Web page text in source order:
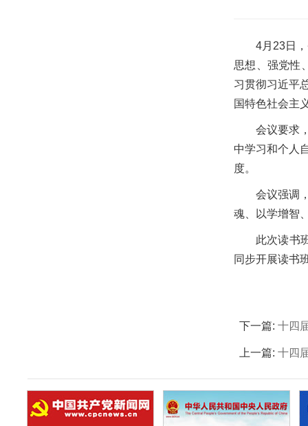
4月23日
思想、强党性
习贯彻习近平
国特色社会主
会议要求
中学习和个人
度。
会议强调
魂、以学增智
此次读书
同步开展读书
下一篇: 十四
上一篇: 十四